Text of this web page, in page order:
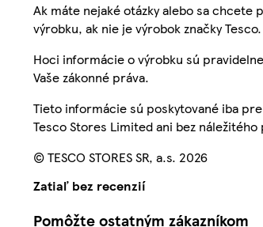
Ak máte nejaké otázky alebo sa chcete
výrobku, ak nie je výrobok značky Tesco.
Hoci informácie o výrobku sú
Vaše zákonné práva.
Tieto informácie sú poskytované iba
Tesco Stores Limited ani bez
© TESCO STORES SR, a.s. 2026
Zatiaľ bez recenzií
Pomôžte ostatným zákazníkom